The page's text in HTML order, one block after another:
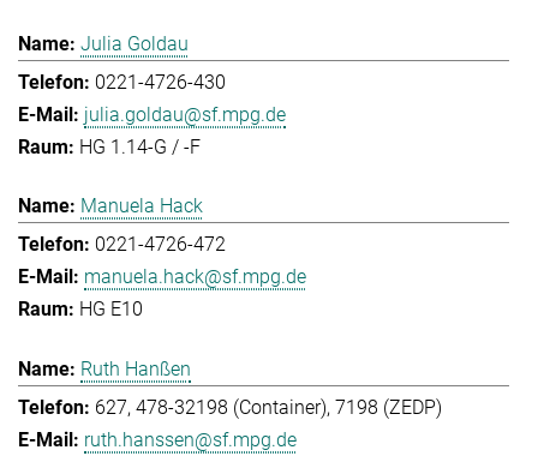
Julia Goldau
0221-4726-430
julia.goldau@sf.mpg.de
HG 1.14-G / -F
Manuela Hack
0221-4726-472
manuela.hack@sf.mpg.de
HG E10
Ruth Hanßen
627, 478-32198 (Container), 7198 (ZEDP)
ruth.hanssen@sf.mpg.de